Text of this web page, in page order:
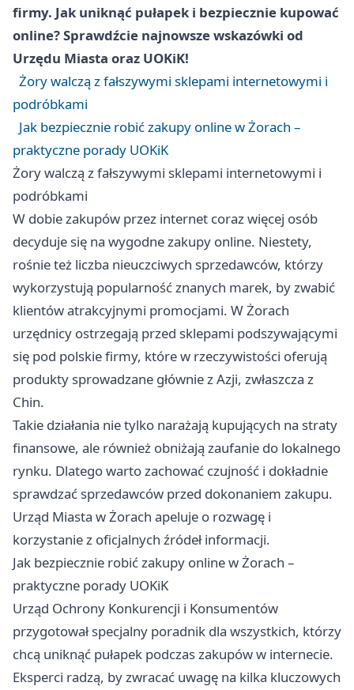
firmy. Jak uniknąć pułapek i bezpiecznie kupować
online? Sprawdźcie najnowsze wskazówki od
Urzędu Miasta oraz UOKiK!
Żory walczą z fałszywymi sklepami internetowymi i
podróbkami
Jak bezpiecznie robić zakupy online w Żorach –
praktyczne porady UOKiK
Żory walczą z fałszywymi sklepami internetowymi i
podróbkami
W dobie zakupów przez internet coraz więcej osób
decyduje się na wygodne zakupy online. Niestety,
rośnie też liczba nieuczciwych sprzedawców, którzy
wykorzystują popularność znanych marek, by zwabić
klientów atrakcyjnymi promocjami. W Żorach
urzędnicy ostrzegają przed sklepami podszywającymi
się pod polskie firmy, które w rzeczywistości oferują
produkty sprowadzane głównie z Azji, zwłaszcza z
Chin.
Takie działania nie tylko narażają kupujących na straty
finansowe, ale również obniżają zaufanie do lokalnego
rynku. Dlatego warto zachować czujność i dokładnie
sprawdzać sprzedawców przed dokonaniem zakupu.
Urząd Miasta w Żorach apeluje o rozwagę i
korzystanie z oficjalnych źródeł informacji.
Jak bezpiecznie robić zakupy online w Żorach –
praktyczne porady UOKiK
Urząd Ochrony Konkurencji i Konsumentów
przygotował specjalny poradnik dla wszystkich, którzy
chcą uniknąć pułapek podczas zakupów w internecie.
Eksperci radzą, by zwracać uwagę na kilka kluczowych